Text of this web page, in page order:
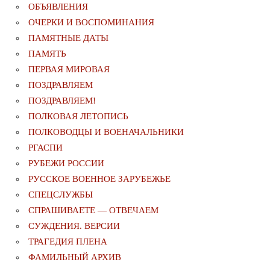
ОБЪЯВЛЕНИЯ
ОЧЕРКИ И ВОСПОМИНАНИЯ
ПАМЯТНЫЕ ДАТЫ
ПАМЯТЬ
ПЕРВАЯ МИРОВАЯ
ПОЗДРАВЛЯЕМ
ПОЗДРАВЛЯЕМ!
ПОЛКОВАЯ ЛЕТОПИСЬ
ПОЛКОВОДЦЫ И ВОЕНАЧАЛЬНИКИ
РГАСПИ
РУБЕЖИ РОССИИ
РУССКОЕ ВОЕННОЕ ЗАРУБЕЖЬЕ
СПЕЦСЛУЖБЫ
СПРАШИВАЕТЕ — ОТВЕЧАЕМ
СУЖДЕНИЯ. ВЕРСИИ
ТРАГЕДИЯ ПЛЕНА
ФАМИЛЬНЫЙ АРХИВ